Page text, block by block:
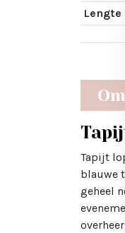
Lengte
Tapijt
blauwe
geheel